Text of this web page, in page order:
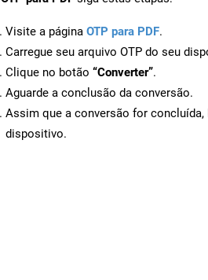
Visite a página OTP para PDF.
Carregue seu arquivo OTP do seu
Clique no botão “Converter”.
Aguarde a conclusão da conversão.
Assim que a conversão for concluída,
dispositivo.